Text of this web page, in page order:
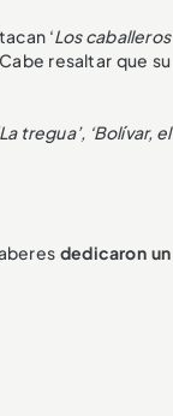
‘Los caballeros
resaltar que su
tregua’, ‘Bolívar, el
dedicaron un